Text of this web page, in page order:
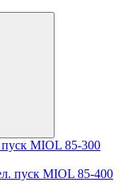
пуск MIOL 85-300